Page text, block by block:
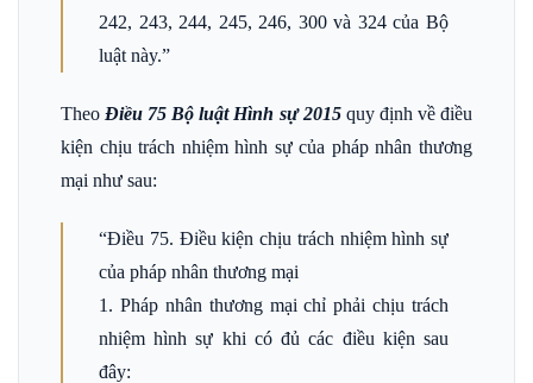
242, 243, 244, 245, 246, 300 và 324 của Bộ
luật này.”
TheoĐiều 75 Bộ luật Hình sự 2015quy định về điều
kiện chịu trách nhiệm hình sự của pháp nhân thương
mại như sau:
“Điều 75. Điều kiện chịu trách nhiệm hình sự
của pháp nhân thương mại
1. Pháp nhân thương mại chỉ phải chịu trách
nhiệm hình sự khi có đủ các điều kiện sau
đây: